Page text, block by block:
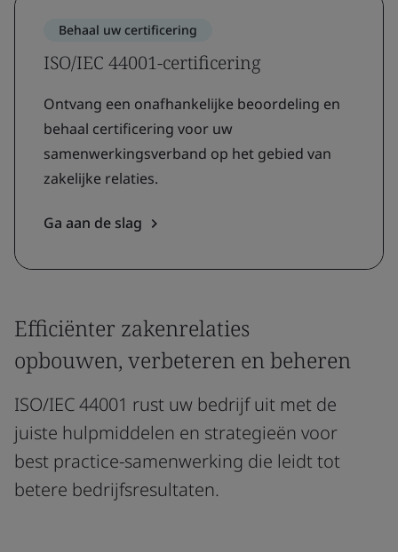
Behaal uw certificering
ISO/IEC 44001-certificering
Ontvang een onafhankelijke beoordeling en
behaal certificering voor uw
samenwerkingsverband op het gebied van
zakelijke relaties.
Ga aan de slag
Efficiënter zakenrelaties
opbouwen, verbeteren en beheren
ISO/IEC 44001 rust uw bedrijf uit met de
juiste hulpmiddelen en strategieën voor
best practice-samenwerking die leidt tot
betere bedrijfsresultaten.